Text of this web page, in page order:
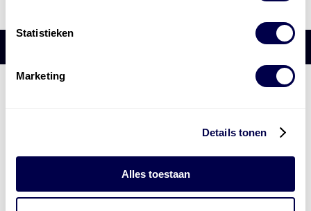
Statistieken
Marketing
Details tonen
Alles toestaan